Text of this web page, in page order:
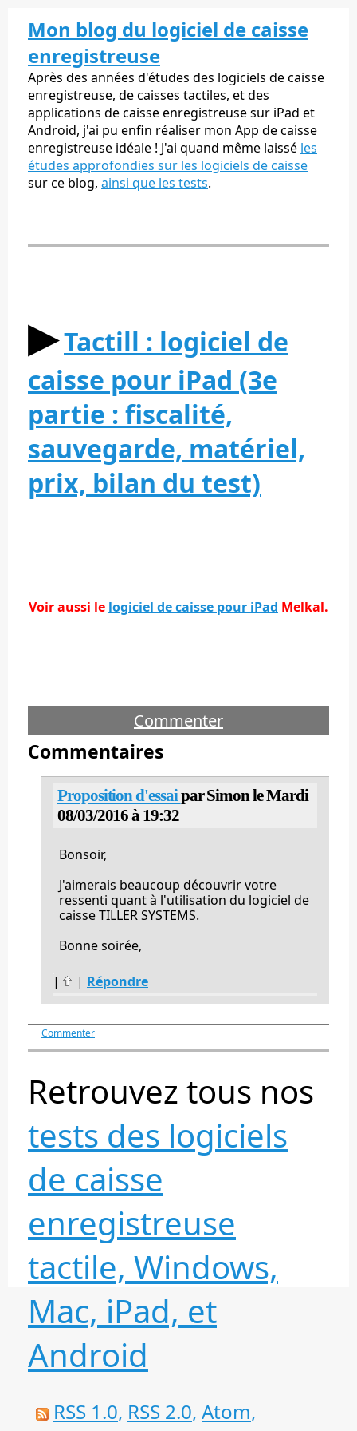
Mon blog du logiciel de caisse
enregistreuse
Après des années d'études des logiciels de caisse
enregistreuse, de caisses tactiles, et des
applications de caisse enregistreuse sur iPad et
Android, j'ai pu enfin réaliser mon App de caisse
enregistreuse idéale ! J'ai quand même laissé les
études approfondies sur les logiciels de caisse
sur ce blog, ainsi que les tests.
▶︎Tactill : logiciel de
caisse pour iPad (3e
partie : fiscalité,
sauvegarde, matériel,
prix, bilan du test)
Voir aussi le logiciel de caisse pour iPad Melkal.
Commenter
Commentaires
Proposition d'essaipar Simon le Mardi
08/03/2016 à 19:32
Bonsoir,
J'aimerais beaucoup découvrir votre
ressenti quant à l'utilisation du logiciel de
caisse TILLER SYSTEMS.
Bonne soirée,
| | Répondre
Commenter
Retrouvez tous nos
tests des logiciels
de caisse
enregistreuse
tactile, Windows,
Mac, iPad, et
Android
RSS 1.0, RSS 2.0, Atom,